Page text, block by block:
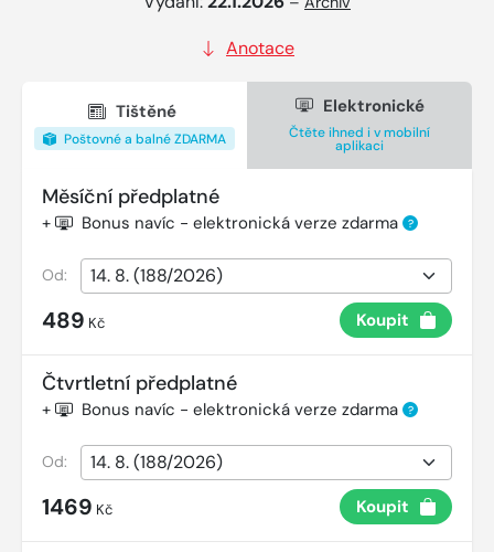
Anotace
Tištěné
Poštovné a balné ZDARMA
Elektronické
Čtěte ihned i v mobilní
aplikaci
Měsíční předplatné
+ Bonus navíc - elektronická verze zdarma ?
Od:
489 Kč Koupit
Čtvrtletní předplatné
+ Bonus navíc - elektronická verze zdarma ?
Od:
1469 Kč Koupit